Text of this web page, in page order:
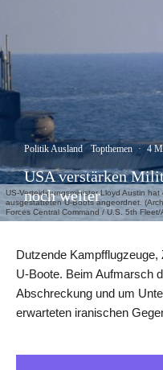
US-Verteidigungsminister Lloyd Austin
ausgestatteten U-Boots angeordnet.
Forces Central Command / U.S. 5th Fleet/
Politik Ausland Topthemen · 4
USA verstärken
noch weiter
Dutzende
U-Boote. Beim Aufmarsch
Abschreckung und um
erwarteten iranischen